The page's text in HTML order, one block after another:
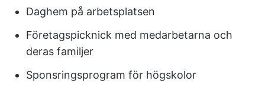
Daghem på arbetsplatsen
Företagspicknick med medarbetarna och
deras familjer
Sponsringsprogram för högskolor